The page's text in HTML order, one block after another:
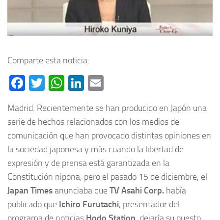
Comparte esta noticia:
Facebook
Twitter
WhatsApp
LinkedIn
Madrid. Recientemente se han producido en Japón una
serie de hechos relacionados con los medios de
comunicación que han provocado distintas opiniones en
la sociedad japonesa y más cuando la libertad de
expresión y de prensa está garantizada en la
Constitución nipona, pero el pasado 15 de diciembre, el
Japan Timesanunciaba queTV Asahi Corp. había
publicado que Ichiro Furutachi, presentador del
Hodo Station